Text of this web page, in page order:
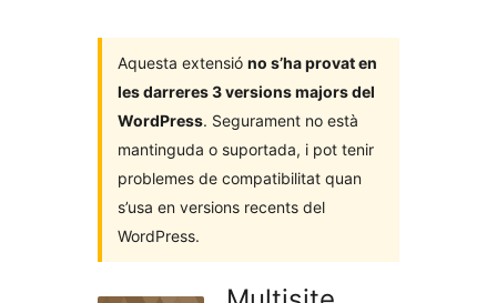
Aquesta extensió no s’ha provat en
les darreres 3 versions majors del
WordPress. Segurament no està
mantinguda o suportada, i pot tenir
problemes de compatibilitat quan
s’usa en versions recents del
WordPress.